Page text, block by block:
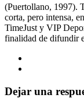
(Puertollano, 1997).
corta, pero intensa,
TimeJust y VIP
finalidad de difundir
Dejar una